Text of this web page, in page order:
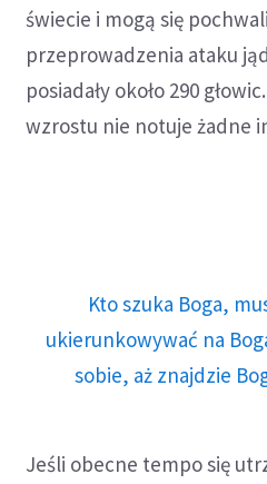
świecie i mogą się
przeprowadzenia ataku
posiadały około 290
wzrostu nie notuje żadne
Kto szuka Boga,
ukierunkowywać na
sobie, aż znajdzie
Jeśli obecne tempo się